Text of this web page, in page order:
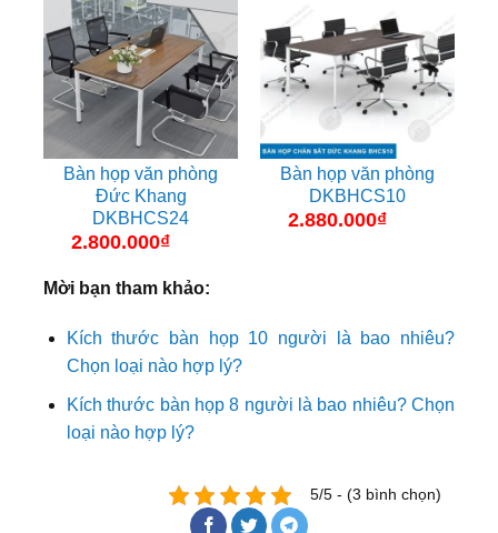
Bàn họp văn phòng
Đức Khang
DKBHCS24
2.800.000₫
Bàn họp văn phòng
DKBHCS10
2.880.000₫
Mời bạn tham khảo:
Kích thước bàn họp 10 người là bao nhiêu?
Chọn loại nào hợp lý?
Kích thước bàn họp 8 người là bao nhiêu? Chọn
loại nào hợp lý?
5/5 - (3 bình chọn)